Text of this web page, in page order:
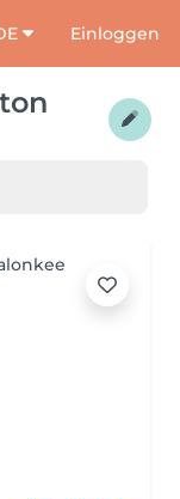
Einloggen